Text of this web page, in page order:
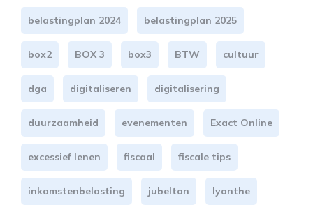
belastingplan 2024 belastingplan 2025
box2 BOX 3 box3 BTW cultuur
dga digitaliseren digitalisering
duurzaamheid evenementen Exact Online
excessief lenen fiscaal fiscale tips
inkomstenbelasting jubelton lyanthe